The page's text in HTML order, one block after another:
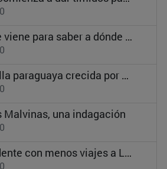
Brasil: de dónde viene para saber a dónde va
El EPP, la guerrilla paraguaya crecida por descuido político
Malvinas, una indagación
Trump, el presidente con menos viajes a Latinoamérica desde Bill Clinton